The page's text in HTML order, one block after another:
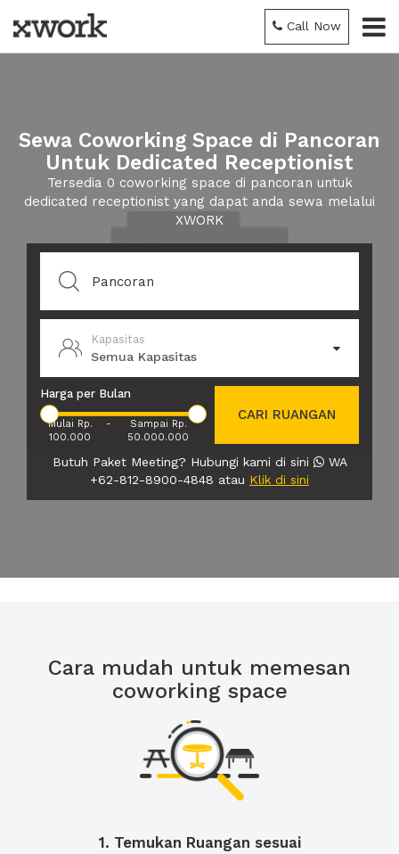
Call Now
Sewa Coworking Space di Pancoran
Untuk Dedicated Receptionist
Tersedia 0 coworking space di pancoran untuk
dedicated receptionist yang dapat anda sewa melalui
XWORK
Kapasitas
Semua Kapasitas
Harga per Bulan
Mulai Rp.
100.000
-
Sampai Rp.
50.000.000
CARI RUANGAN
Butuh Paket Meeting? Hubungi kami di sini
WA
+62-812-8900-4848 atau Klik di sini
Cara mudah untuk memesan
coworking space
1. Temukan Ruangan sesuai